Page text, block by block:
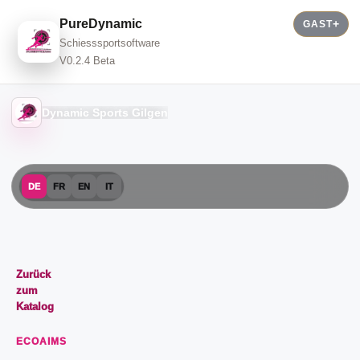
PureDynamic
Schiesssportsoftware
V0.2.4 Beta
GAST
Dynamic Sports Gilgen
DE FR EN IT
Zurück
zum
Katalog
ECOAIMS